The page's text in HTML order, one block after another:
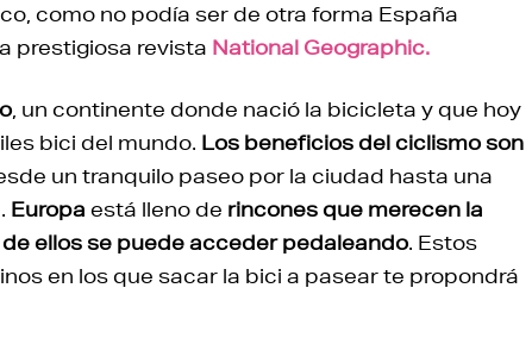
como no podía ser de otra forma España
prestigiosa revista National Geographic.
, un continente donde nació la bicicleta y que hoy
bici del mundo. Los beneficios del ciclismo son
un tranquilo paseo por la ciudad hasta una
Europa está lleno de rincones que merecen la
ellos se puede acceder pedaleando. Estos
en los que sacar la bici a pasear te propondrá